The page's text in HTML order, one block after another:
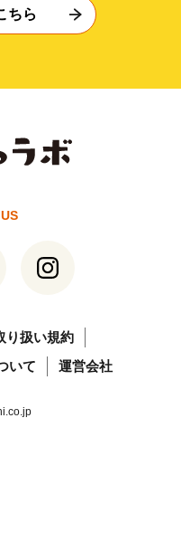
ちら
り扱い規約
いて
運営会社